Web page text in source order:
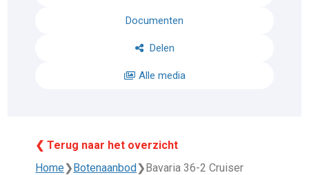
Documenten
Delen
Alle media
❮ Terug naar het overzicht
Home❯Botenaanbod❯Bavaria 36-2 Cruiser